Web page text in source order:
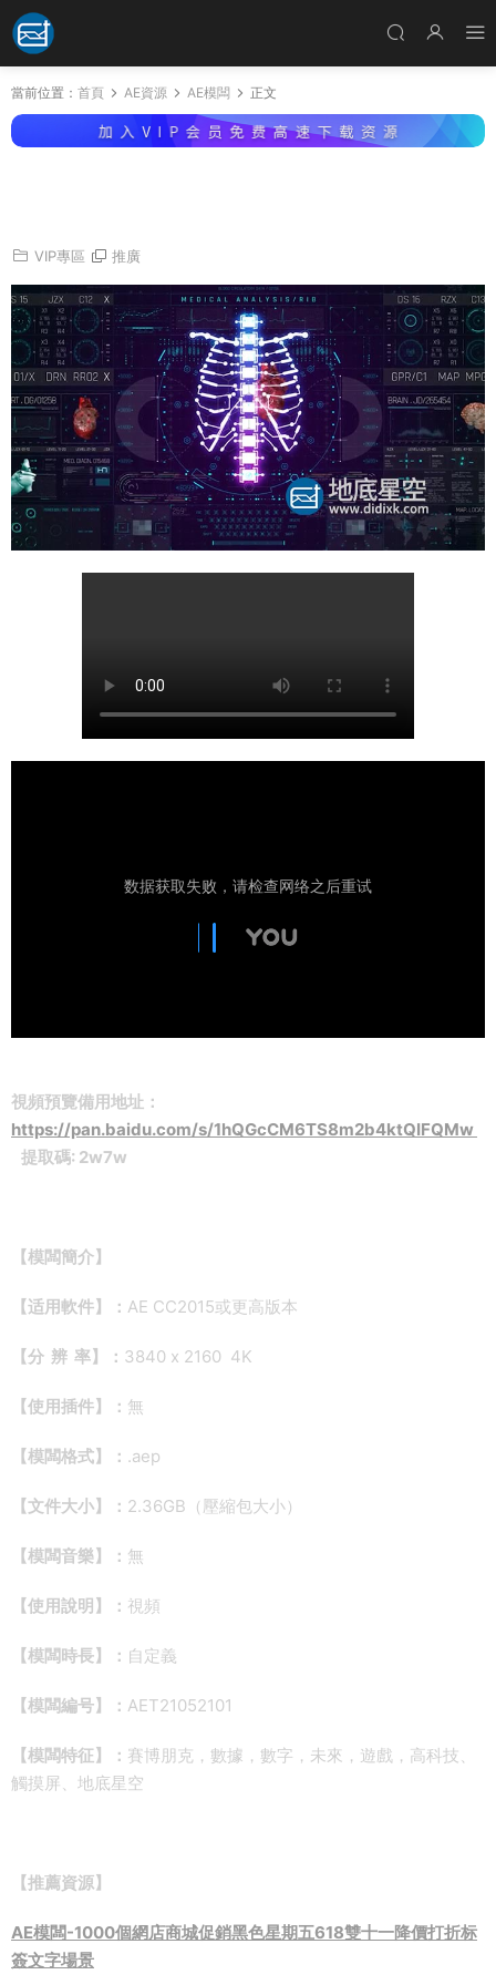
當前位置： 首頁 AE資源 AE模闆 正文
VIP專區 推廣
視頻預覽備用地址：
https://pan.baidu.com/s/1hQGcCM6TS8m2b4ktQIFQMw
提取碼: 2w7w
【模闆簡介】
【适用軟件】： AE CC2015或更高版本
【分 辨 率】： 3840 x 2160 4K
【使用插件】： 無
【模闆格式】： .aep
【文件大小】： 2.36GB（壓縮包大小）
【模闆音樂】： 無
【使用說明】： 視頻
【模闆時長】： 自定義
【模闆編号】： AET21052101
【模闆特征】： 賽博朋克，數據，數字，未來，遊戲，高科技、
觸摸屏、地底星空
【推薦資源】
AE模闆-1000個網店商城促銷黑色星期五618雙十一降價打折标
簽文字場景